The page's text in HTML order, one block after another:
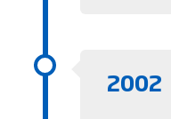
2002